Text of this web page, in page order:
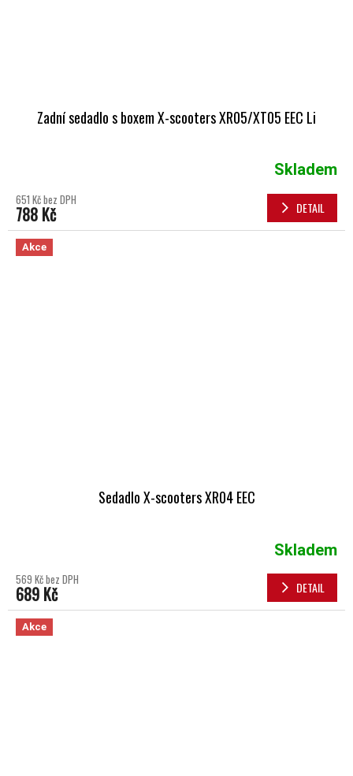
Zadní sedadlo s boxem X-scooters XR05/XT05 EEC Li
Skladem
651 Kč bez DPH
788 Kč DETAIL
Akce
Sedadlo X-scooters XR04 EEC
Skladem
569 Kč bez DPH
689 Kč DETAIL
Akce